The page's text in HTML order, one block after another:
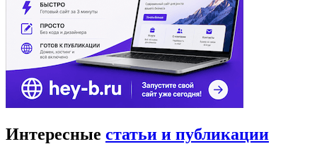
Интересные статьи и публикации